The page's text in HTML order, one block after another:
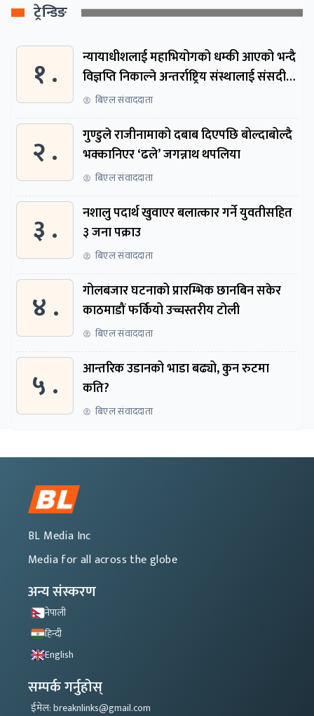
ट्रेन्डिङ
१ .
न्यायाधीशलाई महाभियोगको धम्की आएको भन्दै
विज्ञप्ति निकाल्ने अन्तर्राष्ट्रिय संस्थालाई संसदीय
समितिमा बोलाइयो
बिएल संवाददाता
२ .
गुण्डुले राजीनामाको दबाब दिएपछि बोल्दाबोल्दै
भक्कानिएर ‘ढले’ जगन्नाथ थपलिया
बिएल संवाददाता
३ .
नशालु पदार्थ खुवाएर बलात्कार गर्ने युवतीसहित
३ जना पक्राउ
बिएल संवाददाता
४ .
गोलबजार घटनाको प्रारम्भिक छानबिन सकेर
काठमाडौं फर्कियो उच्चस्तरीय टोली
बिएल संवाददाता
५ .
आन्तरिक उडानको भाडा बढ्यो, कुन रुटमा
कति?
बिएल संवाददाता
BL Media Inc
Media for all across the globe
अन्य संस्करण
नेपाली
हिन्दी
English
सम्पर्क गर्नुहोस्
ईमेल: breaknlinks@gmail.com